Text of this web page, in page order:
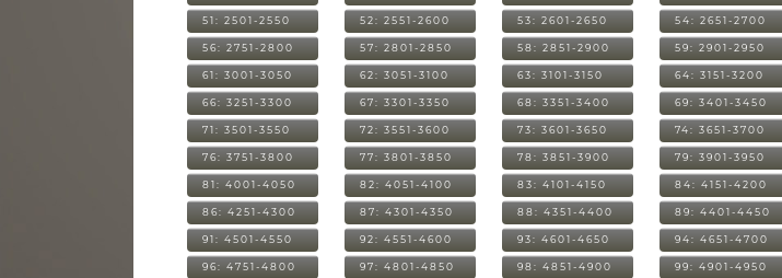
51: 2501-2550 52: 2551-2600 53: 2601-2650 54: 2651-2700
56: 2751-2800 57: 2801-2850 58: 2851-2900 59: 2901-2950
61: 3001-3050 62: 3051-3100 63: 3101-3150 64: 3151-3200
66: 3251-3300 67: 3301-3350 68: 3351-3400 69: 3401-3450
71: 3501-3550 72: 3551-3600 73: 3601-3650 74: 3651-3700
76: 3751-3800 77: 3801-3850 78: 3851-3900 79: 3901-3950
81: 4001-4050 82: 4051-4100 83: 4101-4150 84: 4151-4200
86: 4251-4300 87: 4301-4350 88: 4351-4400 89: 4401-4450
91: 4501-4550 92: 4551-4600 93: 4601-4650 94: 4651-4700
96: 4751-4800 97: 4801-4850 98: 4851-4900 99: 4901-4950